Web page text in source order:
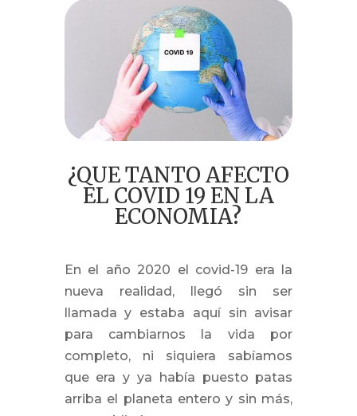
9
Biocros Supreme
One C Mix Plus
Cognos
Starbien
Uzo Supreme
9 Quizas te pueda interesar leer este
articulo:
¿QUE TANTO AFECTO
EL COVID 19 EN LA
ECONOMIA?
En el año 2020 el covid-19 era la
nueva realidad, llegó sin ser
llamada y estaba aquí sin avisar
para cambiarnos la vida por
completo, ni siquiera sabíamos
que era y ya había puesto patas
arriba el planeta entero y sin más,